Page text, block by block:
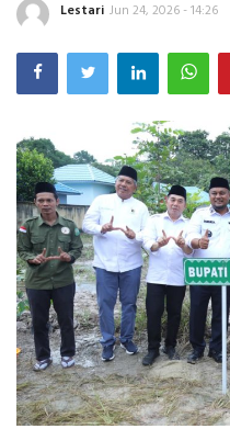
POLITIK
EKSBIS
PSPS PEKANBARU
LIFESTYLE
INDEKS
HEALTHY
Lestari Jun 24, 2026 - 14:26